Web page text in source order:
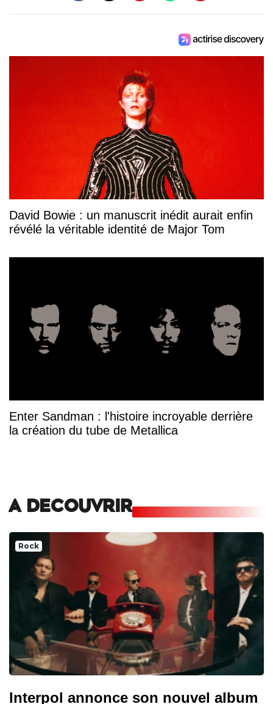
David Bowie : un manuscrit inédit aurait enfin
révélé la véritable identité de Major Tom
Enter Sandman : l'histoire incroyable derrière
la création du tube de Metallica
A DECOUVRIR
Rock
Interpol annonce son nouvel album